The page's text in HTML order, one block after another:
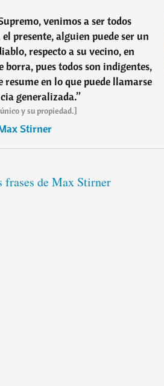
venimos a ser todos
presente, alguien puede ser un
respecto a su vecino, en
pues todos son indigentes,
resume en lo que puede llamarse
generalizada.”
y su propiedad.]
Stirner
frases de Max Stirner